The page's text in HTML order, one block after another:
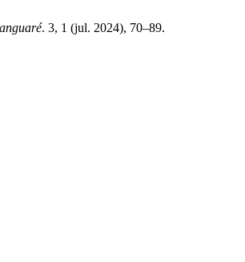
. 3, 1 (jul. 2024), 70–89.